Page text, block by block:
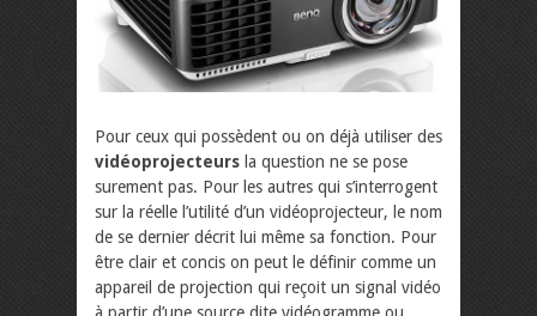
Pour ceux qui possèdent ou on déjà utiliser des
vidéoprojecteurs la question ne se pose
surement pas. Pour les autres qui s’interrogent
sur la réelle l’utilité d’un vidéoprojecteur, le nom
de se dernier décrit lui même sa fonction. Pour
être clair et concis on peut le définir comme un
appareil de projection qui reçoit un signal vidéo